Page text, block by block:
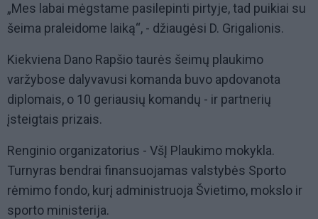
„Mes labai mėgstame pasilepinti pirtyje, tad puikiai su
šeima praleidome laiką“, - džiaugėsi D. Grigalionis.
Kiekviena Dano Rapšio taurės šeimų plaukimo
varžybose dalyvavusi komanda buvo apdovanota
diplomais, o 10 geriausių komandų - ir partnerių
įsteigtais prizais.
Renginio organizatorius - VšĮ Plaukimo mokykla.
Turnyras bendrai finansuojamas valstybės Sporto
rėmimo fondo, kurį administruoja Švietimo, mokslo ir
sporto ministerija.